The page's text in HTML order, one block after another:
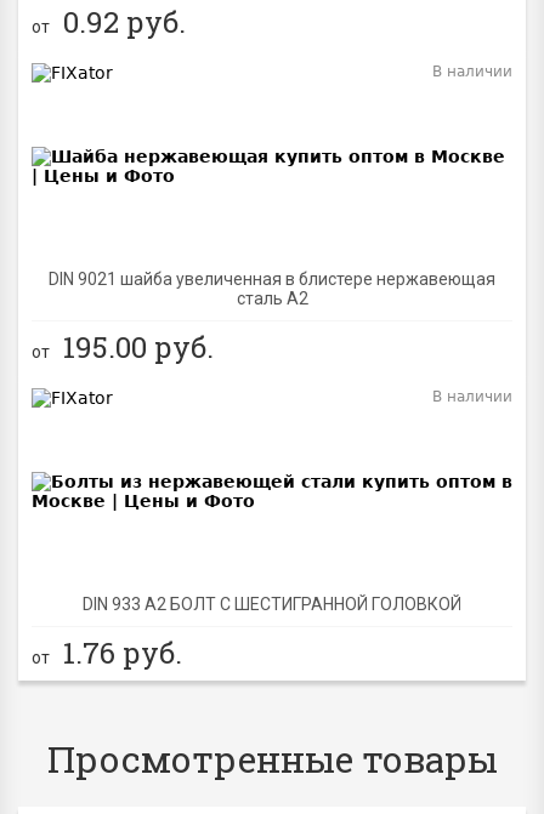
от 0.92 руб.
DIN 9021 шайба увеличенная в блистере нержавеющая
сталь A2
В наличии
от 195.00 руб.
DIN 933 А2 БОЛТ С ШЕСТИГРАННОЙ ГОЛОВКОЙ
В наличии
от 1.76 руб.
Просмотренные товары